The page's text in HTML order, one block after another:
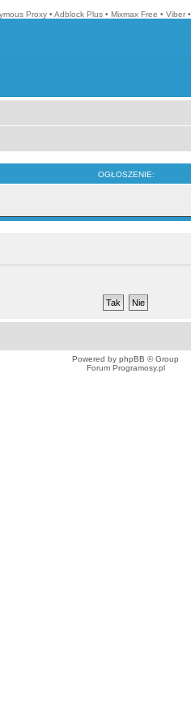
Proxy • Adblock Plus • Mixmax Free • Viber •
OGŁOSZENIE:
Powered by phpBB © Group
Forum Programosy.pl